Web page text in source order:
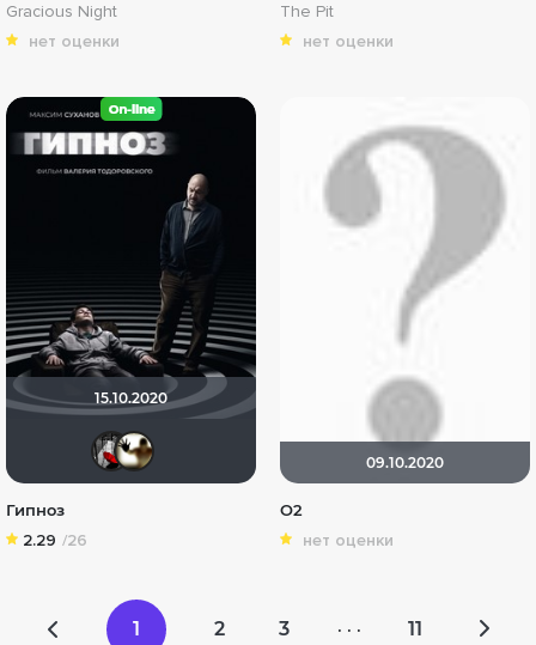
Gracious Night
нет оценки
The Pit
нет оценки
15.10.2020
Мышь Белая
Скрытый
Гипноз
2.29 /26
09.10.2020
O2
нет оценки
1 2 3 · · · 11